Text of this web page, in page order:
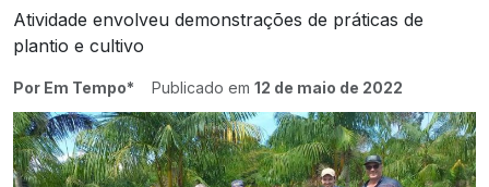
Atividade envolveu demonstrações de práticas de
plantio e cultivo
Por Em Tempo* Publicado em 12 de maio de 2022